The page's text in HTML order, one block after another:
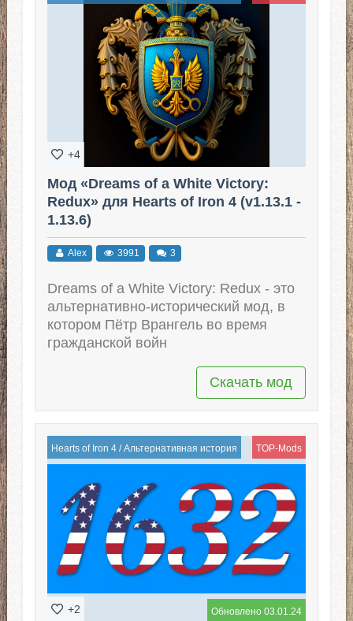
+4
Мод «Dreams of a White Victory:
Redux» для Hearts of Iron 4 (v1.13.1 -
1.13.6)
Alex 3991 3
Dreams of a White Victory: Redux - это
альтернативно-исторический мод, в
котором Пётр Врангель во время
гражданской войн
Скачать мод
Hearts of Iron 4/Альтернативная история TOP-Mods
Обновлено 03.01.24
+2